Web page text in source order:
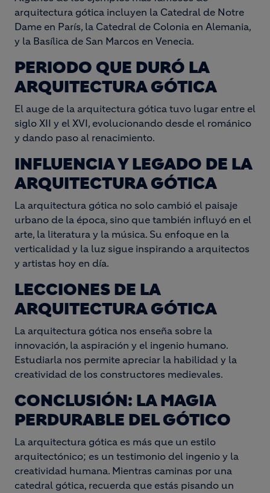
arquitectura gótica incluyen la Catedral de Notre
Dame en París, la Catedral de Colonia en Alemania,
y la Basílica de San Marcos en Venecia.
PERIODO QUE DURÓ LA
ARQUITECTURA GÓTICA
El auge de la arquitectura gótica tuvo lugar entre el
siglo XII y el XVI, evolucionando desde el románico
y dando paso al renacimiento.
INFLUENCIA Y LEGADO DE LA
ARQUITECTURA GÓTICA
La arquitectura gótica no solo cambió el paisaje
urbano de la época, sino que también influyó en el
arte, la literatura y la música. Su enfoque en la
verticalidad y la luz sigue inspirando a arquitectos
y artistas hoy en día.
LECCIONES DE LA
ARQUITECTURA GÓTICA
La arquitectura gótica nos enseña sobre la
innovación, la aspiración y el ingenio humano.
Estudiarla nos permite apreciar la habilidad y la
creatividad de los constructores medievales.
CONCLUSIÓN: LA MAGIA
PERDURABLE DEL GÓTICO
La arquitectura gótica es más que un estilo
arquitectónico; es un testimonio del ingenio y la
creatividad humana. Mientras caminas por una
catedral gótica, recuerda que estás pisando un